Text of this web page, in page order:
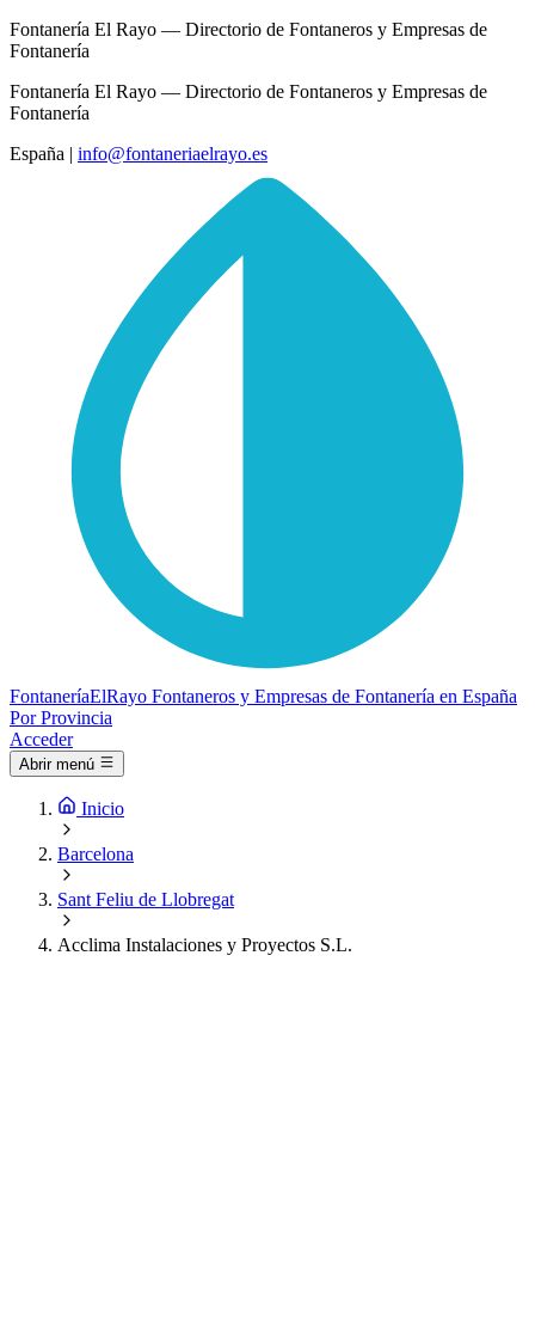
Fontanería El Rayo — Directorio de Fontaneros y Empresas de
Fontanería
Fontanería El Rayo — Directorio de Fontaneros y Empresas de
Fontanería
España | info@fontaneriaelrayo.es
FontaneríaElRayo Fontaneros y Empresas de Fontanería en España
Por Provincia
Acceder
Abrir menú
Inicio
Barcelona
Sant Feliu de Llobregat
Acclima Instalaciones y Proyectos S.L.